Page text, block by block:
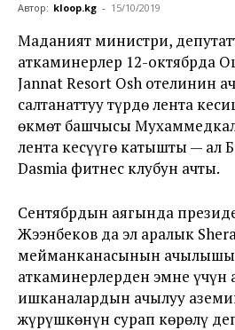
Автор: kloop.kg - 15/10/2019
Маданият министри,
аткаминерлер 12-октябрда
Jannat Resort Osh отелинин
салтанаттуу түрдө лента
өкмөт башчысы
лента кесүүгө катышты — ал
Dasmia фитнес клубун ачты.
Сентябрдын аягында
Жээнбеков да эл аралык
мейманканасынын
аткаминерлерден эмне үчүн
ишканалардын ачылуу
жүрүшкөнүн сурап көрөлү